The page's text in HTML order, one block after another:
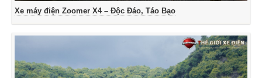
Xe máy điện Zoomer X4 – Độc Đáo, Táo Bạo